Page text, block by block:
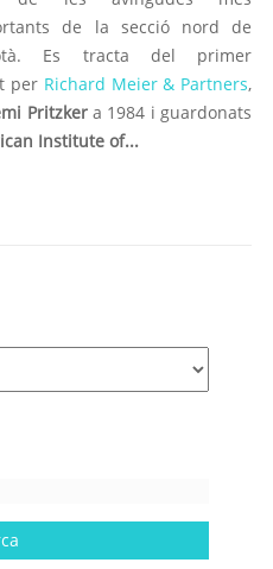
de la secció nord de
Es tracta del primer
per Richard Meier & Partners,
Pritzkera 1984 i guardonats
Institute of...